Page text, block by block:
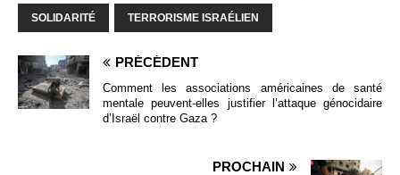
SOLIDARITÉ TERRORISME ISRAÉLIEN
PRÉCÉDENT
Comment les associations américaines de santé
mentale peuvent-elles justifier l’attaque génocidaire
d’Israël contre Gaza ?
PROCHAIN